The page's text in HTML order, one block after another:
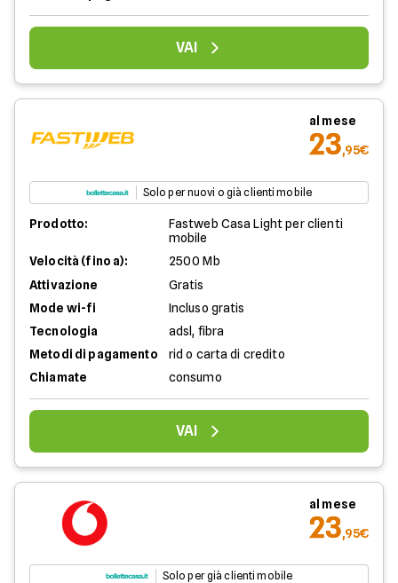
VAI
al mese
23,95€
Solo per nuovi o già clienti mobile
Prodotto:
Fastweb Casa Light per clienti
mobile
Velocità (fino a):
2500 Mb
Attivazione
Gratis
Mode wi-fi
Incluso gratis
Tecnologia
adsl, fibra
Metodi di pagamento
rid o carta di credito
Chiamate
consumo
VAI
al mese
23,95€
Solo per già clienti mobile